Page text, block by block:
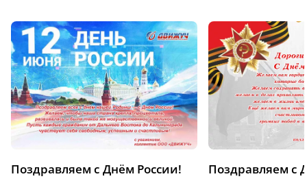
Поздравляем с Днём России! Поздравляем с